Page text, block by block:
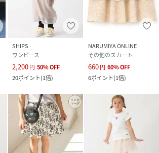
SHIPS
ワンピース
2,200円 50%OFF
20ポイント(1倍)
NARUMIYA ONLINE
その他のスカート
660円 60%OFF
6ポイント(1倍)